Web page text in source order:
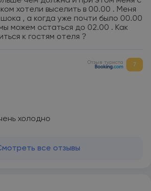
хотели выселить в 00.00 . Меня
, а когда уже почти было 00.00
можем остаться до 02.00 . Как
к гостям отеля ?
Отзыв туриста 7
холодно
все отзывы